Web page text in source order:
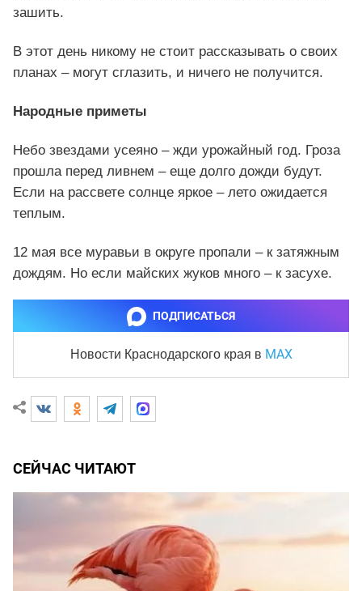
зашить.
В этот день никому не стоит рассказывать о своих
планах – могут сглазить, и ничего не получится.
Народные приметы
Небо звездами усеяно – жди урожайный год. Гроза
прошла перед ливнем – еще долго дожди будут.
Если на рассвете солнце яркое – лето ожидается
теплым.
12 мая все муравьи в округе пропали – к затяжным
дождям. Но если майских жуков много – к засухе.
ПОДПИСАТЬСЯ
Новости Краснодарского края в MAX
СЕЙЧАС ЧИТАЮТ